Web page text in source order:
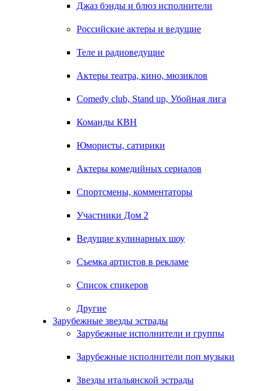
Джаз бэнды и блюз исполнители
Российские актеры и ведущие
Теле и радиоведущие
Актеры театра, кино, мюзиклов
Comedy club, Stand up, Убойная лига
Команды КВН
Юмористы, сатирики
Актеры комедийных сериалов
Спортсмены, комментаторы
Участники Дом 2
Ведущие кулинарных шоу
Съемка артистов в рекламе
Список спикеров
Другие
Зарубежные звезды эстрады
Зарубежные исполнители и группы
Зарубежные исполнители поп музыки
Звезды итальянской эстрады